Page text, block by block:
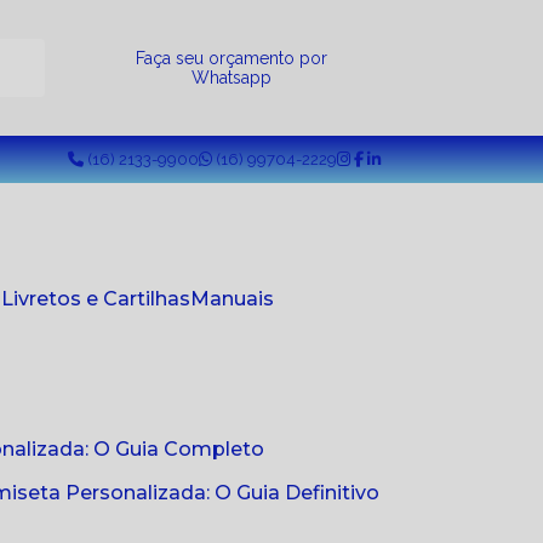
Faça seu orçamento por
Whatsapp
(16) 2133-9900 (16) 99704-2229
Livretos e Cartilhas Manuais
O Guia Completo
Personalizada: O Guia Definitivo